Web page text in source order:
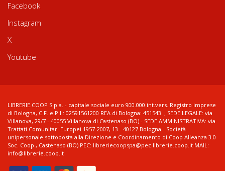
Facebook
Instagram
X
Youtube
LIBRERIE.COOP S.p.a. - capitale sociale euro 900.000 int.vers. Registro imprese
di Bologna, C.F. e P.I.: 02591561200 REA di Bologna: 451543 ; SEDE LEGALE: via
Villanova, 29/7 - 40055 Villanova di Castenaso (BO) - SEDE AMMINISTRATIVA: via
Trattati Comunitari Europei 1957-2007, 13 - 40127 Bologna - Società
unipersonale sottoposta alla Direzione e Coordinamento di Coop Alleanza 3.0
Soc. Coop., Castenaso (BO) PEC: libreriecoopspa@pec.librerie.coop.it MAIL:
info@librerie.coop.it